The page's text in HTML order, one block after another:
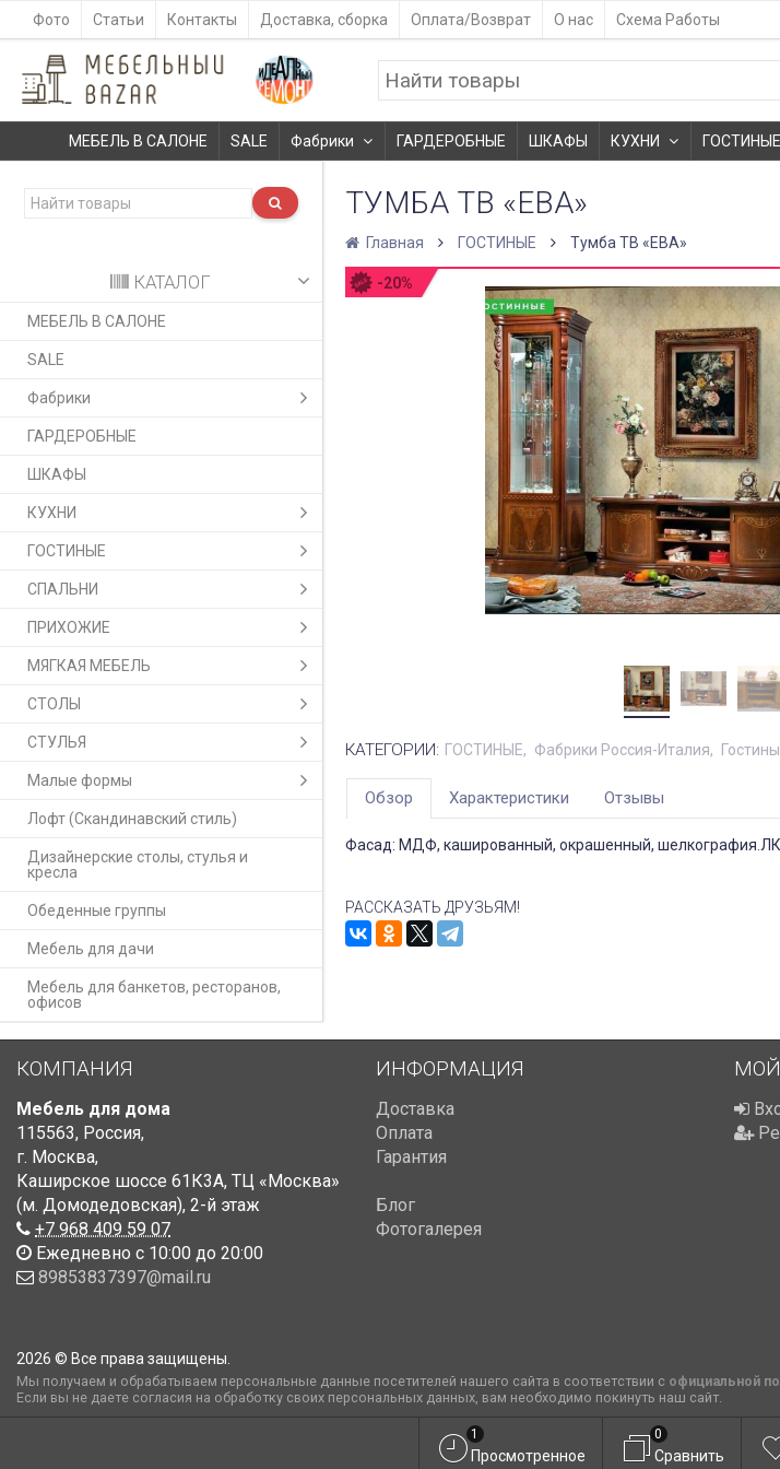
Фото Статьи Контакты Доставка, сборка Оплата/Возврат О нас Схема Работы
МЕБЕЛЬ В САЛОНЕ SALE Фабрики ГАРДЕРОБНЫЕ ШКАФЫ КУХНИ ГОСТИНЫЕ
КАТАЛОГ
МЕБЕЛЬ В САЛОНЕ
SALE
Фабрики
ГАРДЕРОБНЫЕ
ШКАФЫ
КУХНИ
ГОСТИНЫЕ
СПАЛЬНИ
ПРИХОЖИЕ
МЯГКАЯ МЕБЕЛЬ
СТОЛЫ
СТУЛЬЯ
Малые формы
Лофт (Скандинавский стиль)
Дизайнерские столы, стулья и
кресла
Обеденные группы
Мебель для дачи
Мебель для банкетов, ресторанов,
офисов
ТУМБА ТВ «ЕВА»
Главная ГОСТИНЫЕ Тумба ТВ «ЕВА»
-20%
КАТЕГОРИИ: ГОСТИНЫЕ Фабрики Россия-Италия
Обзор Характеристики Отзывы
Фасад: МДФ, кашированный, окрашенный,
РАССКАЗАТЬ ДРУЗЬЯМ!
КОМПАНИЯ
Мебель для дома
115563, Россия,
г. Москва,
Каширское шоссе 61К3А, ТЦ «Москва»
(м. Домодедовская), 2-й этаж
+7 968 409 59 07
Ежедневно с 10:00 до 20:00
89853837397@mail.ru
ИНФОРМАЦИЯ
Доставка
Оплата
Гарантия
Блог
Фотогалерея
2026 © Все права защищены.
Мы получаем и обрабатываем персональные данные посетителей нашего сайта в соответствии с официальной
Если вы не даете согласия на обработку своих персональных данных, вам необходимо покинуть наш сайт.
Просмотренное
1
Сравнить
0